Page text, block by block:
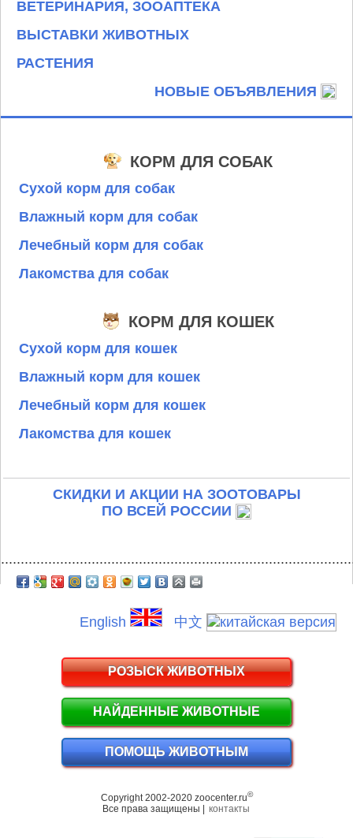
ВЕТЕРИНАРИЯ, ЗООАПТЕКА
ВЫСТАВКИ ЖИВОТНЫХ
РАСТЕНИЯ
НОВЫЕ ОБЪЯВЛЕНИЯ
КОРМ ДЛЯ СОБАК
Сухой корм для собак
Влажный корм для собак
Лечебный корм для собак
Лакомства для собак
КОРМ ДЛЯ КОШЕК
Сухой корм для кошек
Влажный корм для кошек
Лечебный корм для кошек
Лакомства для кошек
СКИДКИ И АКЦИИ НА ЗООТОВАРЫ
ПО ВСЕЙ РОССИИ
English 中文
РОЗЫСК ЖИВОТНЫХ
НАЙДЕННЫЕ ЖИВОТНЫЕ
ПОМОЩЬ ЖИВОТНЫМ
Copyright 2002-2020 zoocenter.ru©
Все права защищены | контакты